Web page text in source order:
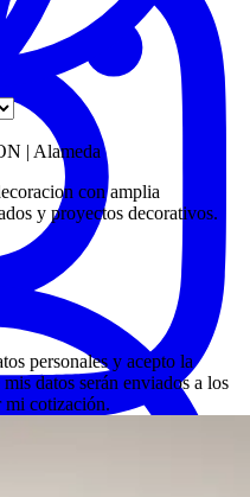
| Alameda
con amplia
y proyectos decorativos.
personales y acepto la
datos serán enviados a los
mi cotización.